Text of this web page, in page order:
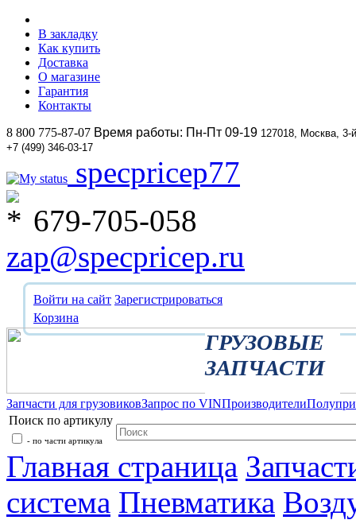
В закладку
Как купить
Доставка
О магазине
Гарантия
Контакты
8 800 775-87-07 Время работы: Пн-Пт 09-19 127018, Москва,
+7 (499) 346-03-17
specpricep77
679-705-058
zap@specpricep.ru
Войти на сайт Зарегистрироваться
Корзина
ГРУЗОВЫЕ
ЗАПЧАСТИ
Запчасти для грузовиковЗапрос по VINПроизводители
Поиск по артикулу
- по части артикула
Главная страница
система Пневматика